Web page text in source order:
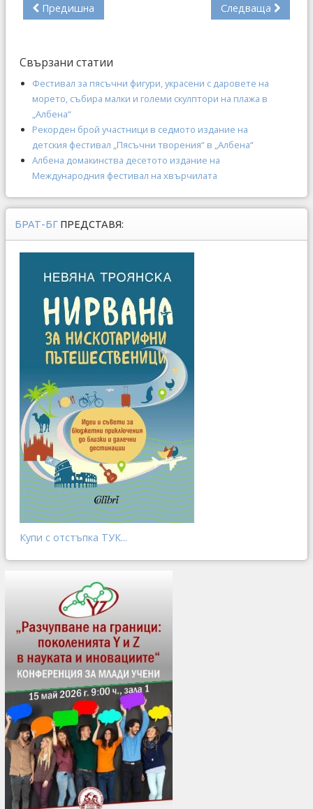
Предишна Следваща
Свързани статии
Фестивал за пясъчни фигури, украсени с даровете на
морето, събира малки и големи скулптори на плажа в
„Албена“
Рекорден брой участници в седмото издание на
детския фестивал „Пясъчни творения“ в „Албена“
Албена домакинства десетото издание на
Международния фестивал на хвърчилата
БРАТ-БГ ПРЕДСТАВЯ:
Купи с отстъпка ТУК...